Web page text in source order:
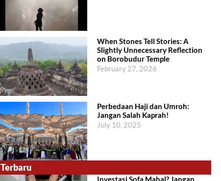
When Stones Tell Stories: A
Slightly Unnecessary Reflection
on Borobudur Temple
February 27, 2026
Perbedaan Haji dan Umroh:
Jangan Salah Kaprah!
July 10, 2025
Terbaru
Investasi Sofa Mahal? Jangan